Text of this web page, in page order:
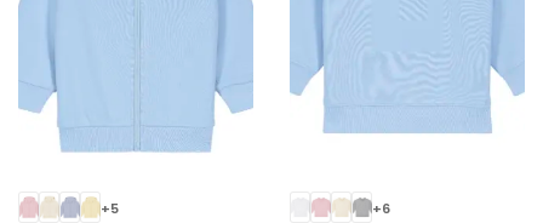
+5 +6